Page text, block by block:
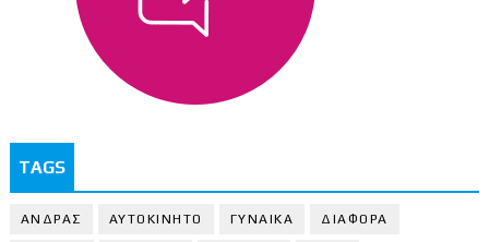
TAGS
ΑΝΔΡΑΣ ΑΥΤΟΚΙΝΗΤΟ ΓΥΝΑΙΚΑ ΔΙΑΦΟΡΑ